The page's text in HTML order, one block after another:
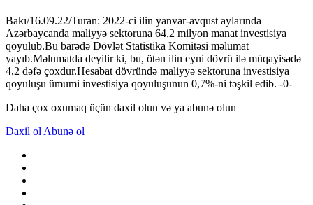
Bakı/16.09.22/Turan: 2022-ci ilin yanvar-avqust aylarında
Azərbaycanda maliyyə sektoruna 64,2 milyon manat investisiya
qoyulub.Bu barədə Dövlət Statistika Komitəsi məlumat
yayıb.Məlumatda deyilir ki, bu, ötən ilin eyni dövrü ilə müqayisədə
4,2 dəfə çoxdur.Hesabat dövründə maliyyə sektoruna investisiya
qoyuluşu ümumi investisiya qoyuluşunun 0,7%-ni təşkil edib. -0-
Daha çox oxumaq üçün daxil olun və ya abunə olun
Daxil ol Abunə ol